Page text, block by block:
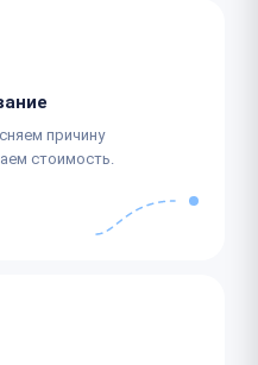
причину
стоимость.